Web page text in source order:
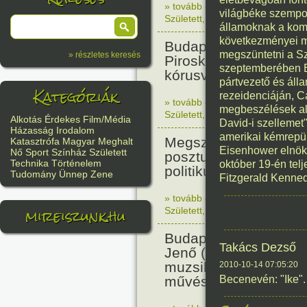
» részletes keresés
Kategóriák
Alkotás Érdekes Film/Média
Házasság Irodalom
Katasztrófa Magyar Meghalt
Nő Sport Színház Született
Technika Történelem
Tudomány Ünnep Zene
mireiszunk.hu
» tovább olvasom|Nincs
Született
Történelem,Nő
Budapesten
Piroska
kórusvezető.
» tovább olvasom|Nincs
Született
,Zene,Magyar
Megszületett Bibó
posztumusz
politikus, jogász.
» tovább olvasom|Nincs
Született
Budapesten
Jenő (Becenevén:
muzsikus, vibrafon
művész.
világbéke
államoknak a
következményei
megszüntetni a
szeptemberében
pártvezető és
rezeidenciáján,
megbeszélések
David-i
amerikai
Eisenhower
október 19-én
Fitzgerald
Takács Dezső
2010-10-14 07:05:20
Becenevén: "Ike".